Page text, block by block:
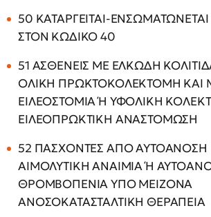
50 ΚΑΤΑΡΓΕΙΤΑΙ-
ΣΤΟΝ ΚΩΔΙΚΟ 40
51 ΑΣΘΕΝΕΙΣ ΜΕ ΕΛΚΩΔΗ
ΟΛΙΚΗ ΠΡΩΚΤΟΚΟΛΕΚΤΟΜΗ ΚΑΙ
ΕΙΛΕΟΣΤΟΜΙΑ Ή ΥΦΟΛΙΚΗ
ΕΙΛΕΟΠΡΩΚΤΙΚΗ ΑΝΑΣΤΟΜΩΣΗ
52 ΠΑΣΧΟΝΤΕΣ ΑΠΟ ΑΥΤΟΑΝΟΣΗ
ΑΙΜΟΛΥΤΙΚΗ ΑΝΑΙΜΙΑ Ή
ΘΡΟΜΒΟΠΕΝΙΑ ΥΠΟ ΜΕΙΖΟΝΑ
ΑΝΟΣΟΚΑΤΑΣΤΑΛΤΙΚΗ ΘΕΡΑΠΕΙΑ